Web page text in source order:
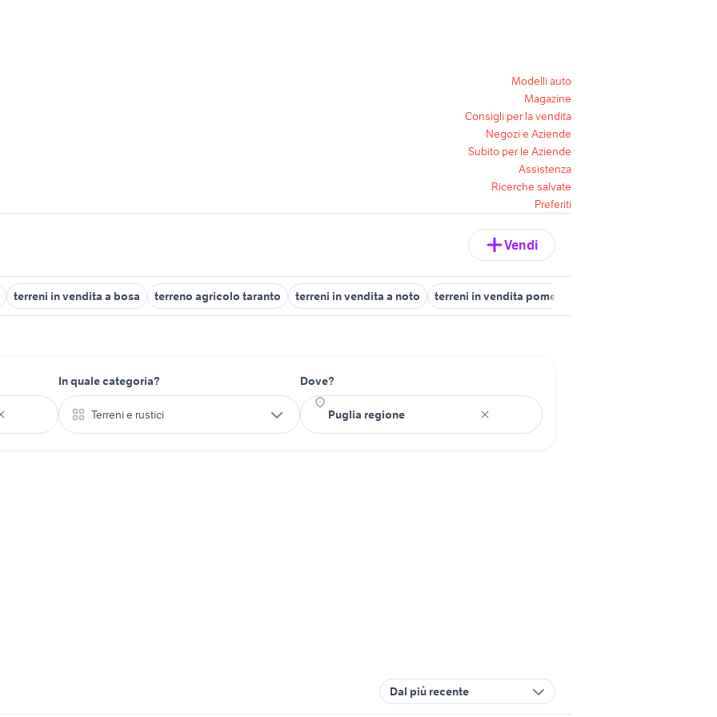
Modelli auto
Magazine
Consigli per la vendita
Negozi e Aziende
Subito per le Aziende
Assistenza
Ricerche salvate
Preferiti
Vendi
terreni in vendita a bosa terreno agricolo taranto terreni in vendita a noto terreni in vendita pomezia
In quale categoria?
Terreni e rustici
Dove?
Dal più recente